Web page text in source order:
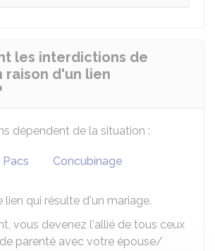
les interdictions de
raison d'un lien
dépendent de la situation :
Pacs Concubinage
lien qui résulte d'un mariage.
vous devenez l'allié de tous ceux
parenté avec votre épouse/